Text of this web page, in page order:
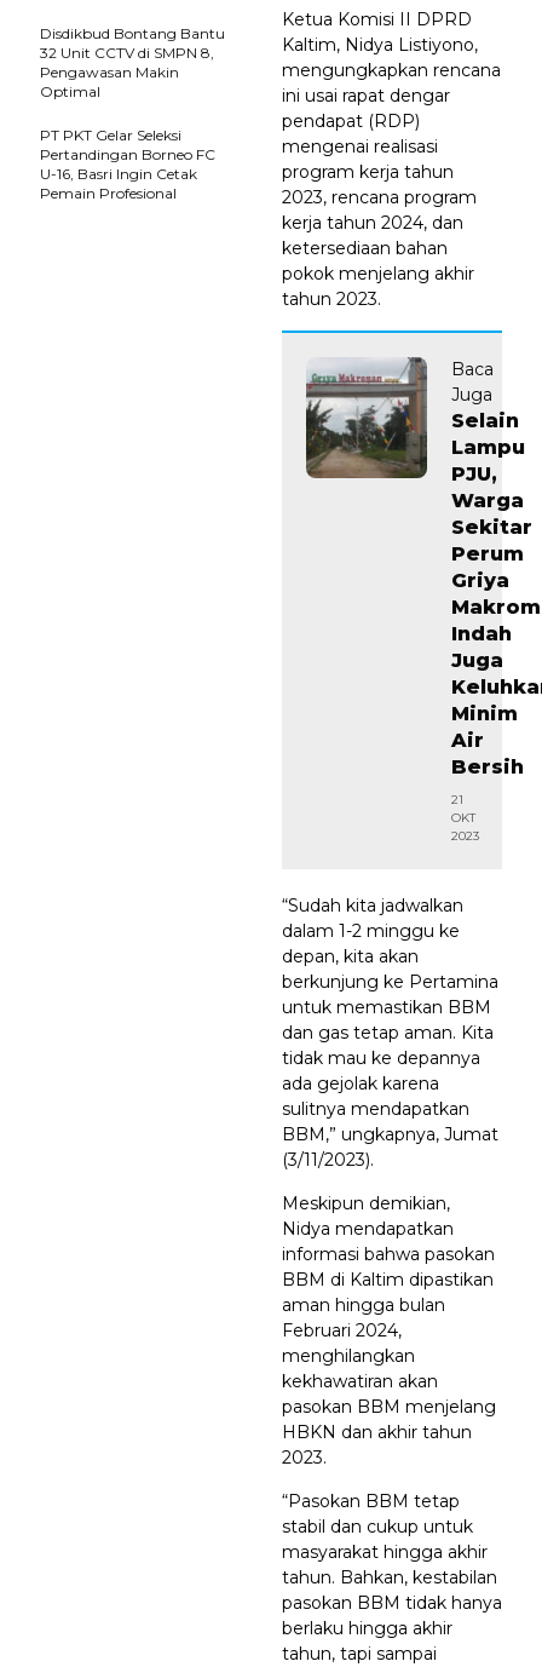
Ketua Komisi II DPRD
Kaltim, Nidya Listiyono,
mengungkapkan rencana
ini usai rapat dengar
pendapat (RDP)
mengenai realisasi
program kerja tahun
2023, rencana program
kerja tahun 2024, dan
ketersediaan bahan
pokok menjelang akhir
tahun 2023.
Baca
Juga
Selain
Lampu
PJU,
Warga
Sekitar
Perum
Griya
Indah
Juga
Minim
Air
Bersih
21
OKT
2023
“Sudah kita jadwalkan
dalam 1-2 minggu ke
depan, kita akan
berkunjung ke Pertamina
untuk memastikan BBM
dan gas tetap aman. Kita
tidak mau ke depannya
ada gejolak karena
sulitnya mendapatkan
BBM,” ungkapnya, Jumat
(3/11/2023).
Meskipun demikian,
Nidya mendapatkan
informasi bahwa pasokan
BBM di Kaltim dipastikan
aman hingga bulan
Februari 2024,
menghilangkan
kekhawatiran akan
pasokan BBM menjelang
HBKN dan akhir tahun
2023.
“Pasokan BBM tetap
stabil dan cukup untuk
masyarakat hingga akhir
tahun. Bahkan, kestabilan
pasokan BBM tidak hanya
berlaku hingga akhir
tahun, tapi sampai
Disdikbud Bontang Bantu
32 Unit CCTV di SMPN 8,
Pengawasan Makin
Optimal
PT PKT Gelar Seleksi
Pertandingan Borneo FC
U-16, Basri Ingin Cetak
Pemain Profesional